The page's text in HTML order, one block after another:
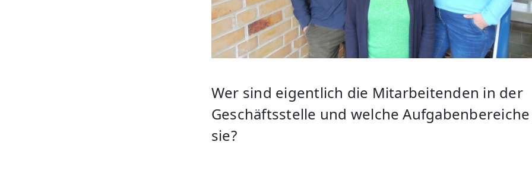
Wer sind eigentlich die Mitarbeitenden in der
Geschäftsstelle und welche
sie?